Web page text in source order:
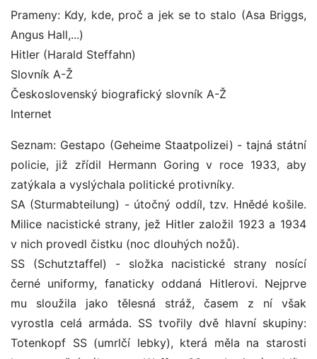
Prameny: Kdy, kde, proč a jek se to stalo (Asa Briggs,
Angus Hall,...)
Hitler (Harald Steffahn)
Slovník A-Ž
Československý biografický slovník A-Ž
Internet
Seznam: Gestapo (Geheime Staatpolizei) - tajná státní
policie, již zřídil Hermann Goring v roce 1933, aby
zatýkala a vyslýchala politické protivníky.
SA (Sturmabteilung) - útočný oddíl, tzv. Hnědé košile.
Milice nacistické strany, jež Hitler založil 1923 a 1934
v nich provedl čistku (noc dlouhých nožů).
SS (Schutztaffel) - složka nacistické strany nosící
černé uniformy, fanaticky oddaná Hitlerovi. Nejprve
mu sloužila jako tělesná stráž, časem z ní však
vyrostla celá armáda. SS tvořily dvě hlavní skupiny:
Totenkopf SS (umrlčí lebky), která měla na starosti